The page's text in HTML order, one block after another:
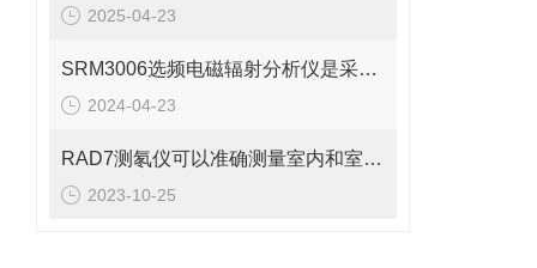
2025-04-23
SRM3006选频电磁辐射分析仪是采用选频技术设计的
2024-04-23
RAD7测氡仪可以准确测量室内和室外的氡浓度
2023-10-25